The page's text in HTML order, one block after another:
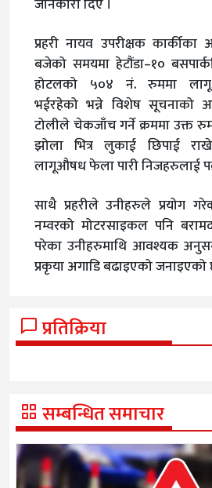
प्रहरी नायव उपरीक्षक कार्कीका
बजेको समयमा हेटौंडा–१०
होटलको ५०४ नं. रुममा
भईरहेको भन्ने विशेष सूचनाको
टोलीले चेकजाँच गर्ने क्रममा उक्त
झोला भित्र लुकाई छिपाई
लागूऔषध फेला पारी निजहरुलाई
साथै प्रहरीले उनीहरुले प्रयोग
नम्वरको मोटरसाइकल पनि
परेका उनीहरुमाथि आवश्यक
प्रकृया अगाडि बढाइएको जनाइएको
प्रतिक्रिया
सम्बन्धित समाचार